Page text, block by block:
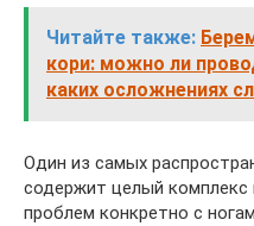
Читайте также:
кори: можно ли
каких осложнениях
Один из самых
содержит целый комплекс
проблем конкретно с